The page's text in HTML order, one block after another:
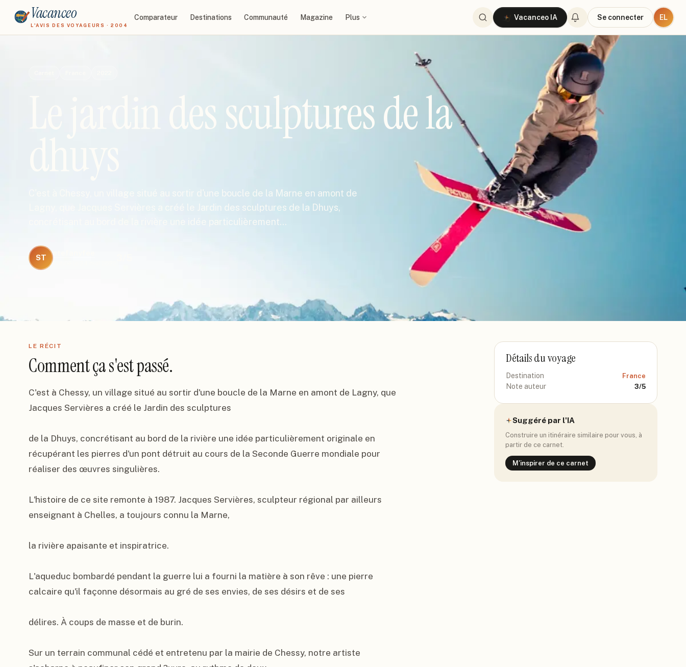
Vacanceo
L'AVIS DES VOYAGEURS · 2004
Comparateur Destinations Communauté Magazine Plus Vacanceo IA Se connecter EL
Le jardin des sculptures de la
C'est à Chessy, un village situé au sortir d'une boucle de la Marne en amont de
Lagny, que Jacques Servières a créé le Jardin des sculptures de la Dhuys,
concrétisant au bord de la rivière une idée particulièrement…
ST
LE RÉCIT
Comment ça s'est passé.
C'est à Chessy, un village situé au sortir d'une boucle de la Marne en amont de Lagny, que
Jacques Servières a créé le Jardin des sculptures
de la Dhuys, concrétisant au bord de la rivière une idée particulièrement originale en
récupérant les pierres d'un pont détruit au cours de la Seconde Guerre mondiale pour
réaliser des œuvres singulières.
L'histoire de ce site remonte à 1987. Jacques Servières, sculpteur régional par ailleurs
enseignant à Chelles, a toujours connu la Marne,
la rivière apaisante et inspiratrice.
L'aqueduc bombardé pendant la guerre lui a fourni la matière à son rêve : une pierre
calcaire qu'il façonne désormais au gré de ses envies, de ses désirs et de ses
délires. À coups de masse et de burin.
Sur un terrain communal cédé et entretenu par la mairie de Chessy, notre artiste
Détails du voyage
Destination France
Note auteur 3/5
Suggéré par l'IA
Construire un itinéraire similaire pour vous, à
partir de ce carnet.
M'inspirer de ce carnet